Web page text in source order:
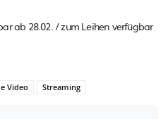
ab 28.02. / zum Leihen verfügbar
Video Streaming